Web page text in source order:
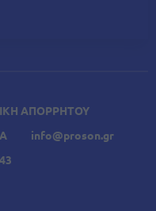
ΑΠΟΡΡΗΤΟΥ
info@proson.gr